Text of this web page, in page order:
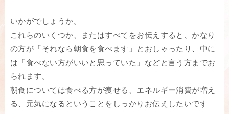
いかがでしょうか。
これらのいくつか、またはすべてをお伝えすると、かなり
の方が「それなら朝食を食べます」とおしゃったり、中に
は「食べない方がいいと思っていた」などと言う方までお
られます。
朝食については食べる方が痩せる、エネルギー消費が増え
る、元気になるということをしっかりお伝えしたいです